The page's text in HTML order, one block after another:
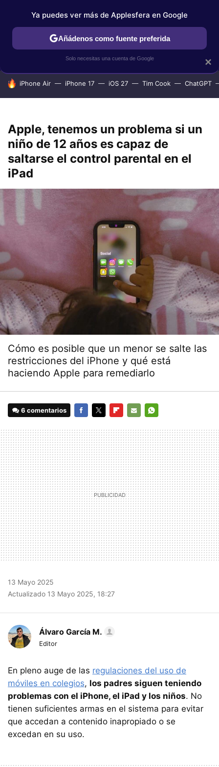
IPHONE TUTORIALES APPLESFERA SELECCIÓN
HOY SE HABLA DE
iPhone Air iPhone 17 iOS 27 Tim Cook ChatGPT
Apple, tenemos un problema si un
niño de 12 años es capaz de
saltarse el control parental en el
iPad
Cómo es posible que un menor se salte las
restricciones del iPhone y qué está
haciendo Apple para remediarlo
6 comentarios
MAIL
13 Mayo 2025
Actualizado 13 Mayo 2025, 18:27
Álvaro García M.
Editor
En pleno auge de las regulaciones del uso de
móviles en colegios, los padres siguen teniendo
problemas con el iPhone, el iPad y los niños. No
tienen suficientes armas en el sistema para evitar
que accedan a contenido inapropiado o se
excedan en su uso.
×
Ya puedes ver más de Applesfera en Google
Añádenos como fuente preferida
Solo necesitas una cuenta de Google